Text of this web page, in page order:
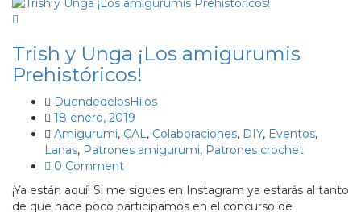
Trish y Unga ¡Los amigurumis
Prehistóricos!
DuendedelosHilos
18 enero, 2019
Amigurumi, CAL, Colaboraciones, DIY, Eventos,
Lanas, Patrones amigurumi, Patrones crochet
0 Comment
¡Ya están aquí! Si me sigues en Instagram ya estarás al tanto
de que hace poco participamos en el concurso de